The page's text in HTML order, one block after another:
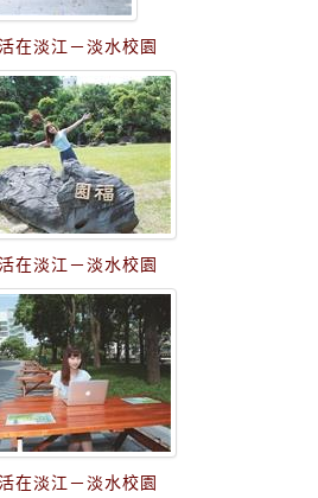
在淡江－淡水校園
在淡江－淡水校園
在淡江－淡水校園